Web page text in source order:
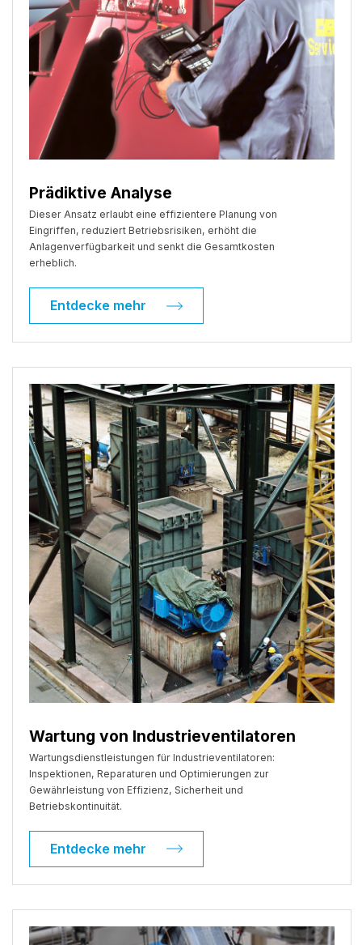
Prädiktive Analyse
Dieser Ansatz erlaubt eine effizientere Planung von
Eingriffen, reduziert Betriebsrisiken, erhöht die
Anlagenverfügbarkeit und senkt die Gesamtkosten
erheblich.
Entdecke mehr
Wartung von Industrieventilatoren
Wartungsdienstleistungen für Industrieventilatoren:
Inspektionen, Reparaturen und Optimierungen zur
Gewährleistung von Effizienz, Sicherheit und
Betriebskontinuität.
Entdecke mehr